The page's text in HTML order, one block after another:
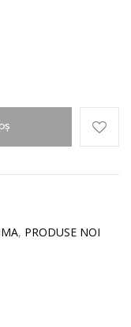
, PRODUSE NOI